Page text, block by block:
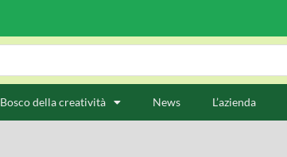
Bosco della creatività News L’azienda